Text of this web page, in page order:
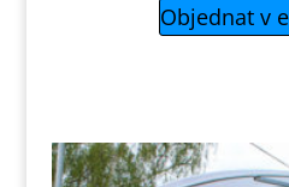
Objednat v